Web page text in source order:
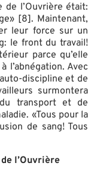
de l’Ouvrière était:
[8]. Maintenant,
leur force sur un
le front du travail!
parce qu’elle
l’abnégation. Avec
discipline et de
surmontera
transport et de
«Tous pour la
de sang! Tous
l’Ouvrière